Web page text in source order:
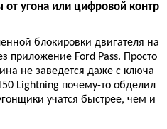
угона или цифровой контр
блокировки двигателя на
приложение Ford Pass. Просто
не заведется даже с ключа
Lightning почему-то обделил
учатся быстрее, чем и